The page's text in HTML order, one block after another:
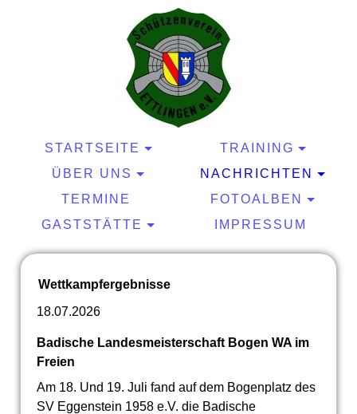
STARTSEITE
TRAINING
ÜBER UNS
NACHRICHTEN
TERMINE
FOTOALBEN
GASTSTÄTTE
IMPRESSUM
Wettkampfergebnisse
18.07.2026
Badische Landesmeisterschaft Bogen WA im
Freien
Am 18. Und 19. Juli fand auf dem Bogenplatz des
SV Eggenstein 1958 e.V. die Badische